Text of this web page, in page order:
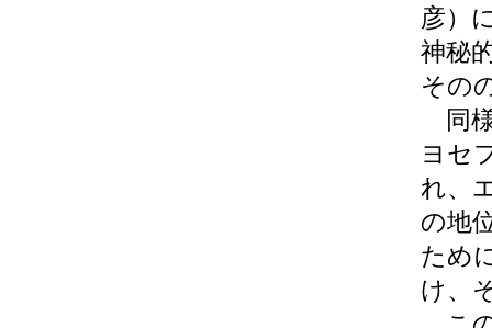
彦）
神秘
その
同
ヨセ
れ、
の地
ため
け、